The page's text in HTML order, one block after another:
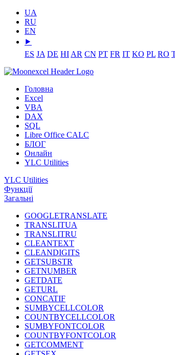
UA
RU
EN
⯈
ES JA DE HI AR CN PT FR IT KO PL RO
Головна
Excel
VBA
DAX
SQL
Libre Office CALC
БЛОГ
Онлайн
YLC Utilities
YLC Utilities
Функції
Загальні
GOOGLETRANSLATE
TRANSLITUA
TRANSLITRU
CLEANTEXT
CLEANDIGITS
GETSUBSTR
GETNUMBER
GETDATE
GETURL
CONCATIF
SUMBYCELLCOLOR
COUNTBYCELLCOLOR
SUMBYFONTCOLOR
COUNTBYFONTCOLOR
GETCOMMENT